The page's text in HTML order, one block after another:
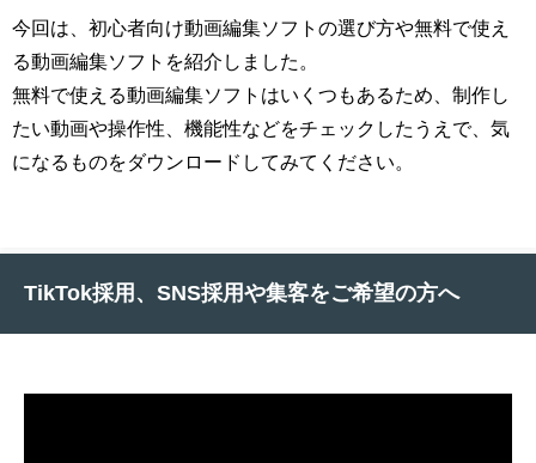
今回は、初心者向け動画編集ソフトの選び方や無料で使え
る動画編集ソフトを紹介しました。
無料で使える動画編集ソフトはいくつもあるため、制作し
たい動画や操作性、機能性などをチェックしたうえで、気
になるものをダウンロードしてみてください。
TikTok採用、SNS採用や集客をご希望の方へ